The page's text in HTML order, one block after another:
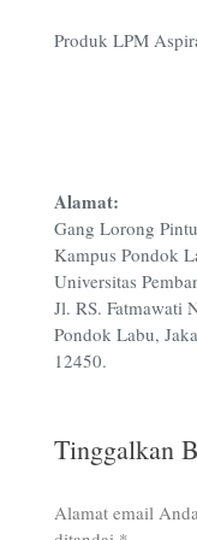
Produk LPM
Alamat:
Gang Lorong
Kampus Pondok
Universitas
Jl. RS. Fatmawati
Pondok Labu,
12450.
Tinggalkan
Alamat email